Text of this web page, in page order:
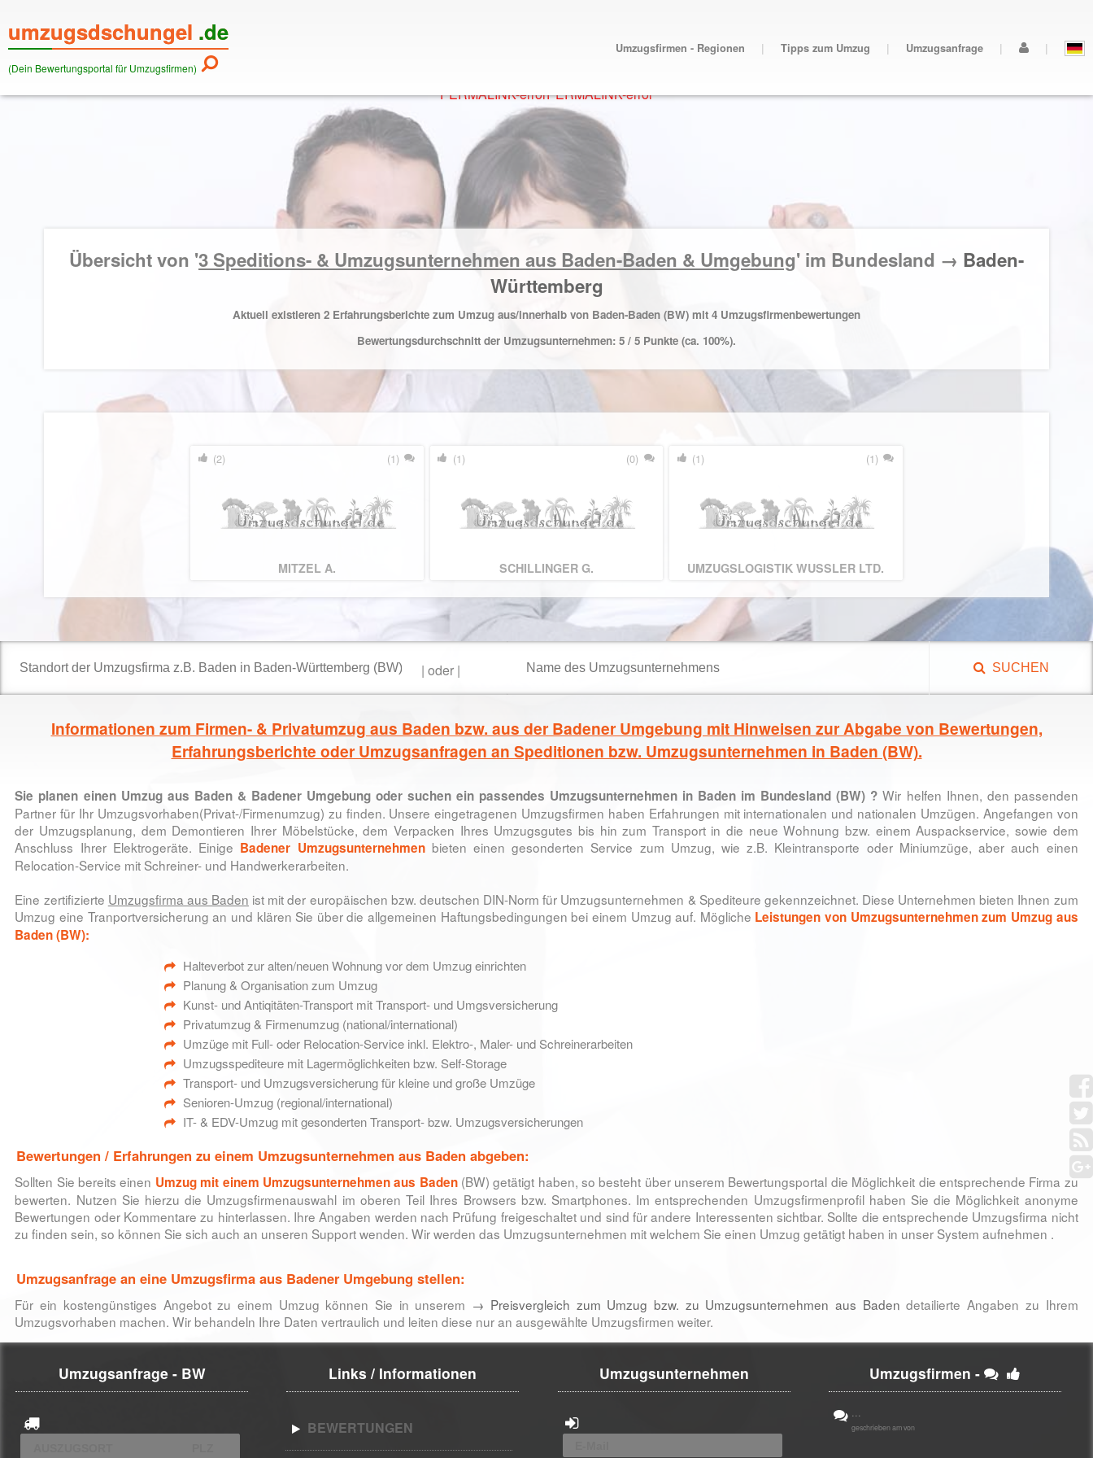
umzugsdschungel .de
(Dein Bewertungsportal für Umzugsfirmen)
Umzugsfirmen - Regionen | Tipps zum Umzug | Umzugsanfrage | |
PERMALINK-errorPERMALINK-error
Übersicht von '3 Speditions- & Umzugsunternehmen aus Baden-Baden & Umgebung' im Bundesland → Baden-
Württemberg
Aktuell existieren 2 Erfahrungsberichte zum Umzug aus/innerhalb von Baden-Baden (BW) mit 4 Umzugsfirmenbewertungen
Bewertungsdurchschnitt der Umzugsunternehmen: 5 / 5 Punkte (ca. 100%).
(2) (1)
MITZEL A.
(1) (0)
SCHILLINGER G.
(1) (1)
UMZUGSLOGISTIK WUSSLER LTD.
| oder | SUCHEN
Informationen zum Firmen- & Privatumzug aus Baden bzw. aus der Badener Umgebung mit Hinweisen zur Abgabe von Bewertungen,
Erfahrungsberichte oder Umzugsanfragen an Speditionen bzw. Umzugsunternehmen in Baden (BW).
Sie planen einen Umzug aus Baden & Badener Umgebungoder suchen ein passendes Umzugsunternehmen in Baden im Bundesland (BW) ?Wir helfen Ihnen, den passenden
Partner für Ihr Umzugsvorhaben(Privat-/Firmenumzug) zu finden. Unsere eingetragenen Umzugsfirmen haben Erfahrungen mit internationalen und nationalen Umzügen. Angefangen von
der Umzugsplanung, dem Demontieren Ihrer Möbelstücke, dem Verpacken Ihres Umzugsgutes bis hin zum Transport in die neue Wohnung bzw. einem Auspackservice, sowie dem
Anschluss Ihrer Elektrogeräte. Einige Badener Umzugsunternehmenbieten einen gesonderten Service zum Umzug, wie z.B. Kleintransporte oder Miniumzüge, aber auch einen
Relocation-Service mit Schreiner- und Handwerkerarbeiten.
Eine zertifizierte Umzugsfirma aus Baden ist mit der europäischen bzw. deutschen DIN-Norm für Umzugsunternehmen & Spediteure gekennzeichnet. Diese Unternehmen bieten Ihnen zum
Umzug eine Tranportversicherung an und klären Sie über die allgemeinen Haftungsbedingungen bei einem Umzug auf. Mögliche Leistungen von Umzugsunternehmen zum Umzug aus
Baden (BW):
Halteverbot zur alten/neuen Wohnung vor dem Umzug einrichten
Planung & Organisation zum Umzug
Kunst- und Antiqitäten-Transport mit Transport- und Umgsversicherung
Privatumzug & Firmenumzug (national/international)
Umzüge mit Full- oder Relocation-Service inkl. Elektro-, Maler- und Schreinerarbeiten
Umzugsspediteure mit Lagermöglichkeiten bzw. Self-Storage
Transport- und Umzugsversicherung für kleine und große Umzüge
Senioren-Umzug (regional/international)
IT- & EDV-Umzug mit gesonderten Transport- bzw. Umzugsversicherungen
Bewertungen / Erfahrungen zu einem Umzugsunternehmen aus Baden abgeben:
Sollten Sie bereits einen Umzug mit einem Umzugsunternehmen aus Baden(BW) getätigt haben, so besteht über unserem Bewertungsportal die Möglichkeit die entsprechende Firma zu
bewerten. Nutzen Sie hierzu die Umzugsfirmenauswahl im oberen Teil Ihres Browsers bzw. Smartphones. Im entsprechenden Umzugsfirmenprofil haben Sie die Möglichkeit anonyme
Bewertungen oder Kommentare zu hinterlassen. Ihre Angaben werden nach Prüfung freigeschaltet und sind für andere Interessenten sichtbar. Sollte die entsprechende Umzugsfirma nicht
zu finden sein, so können Sie sich auch an unseren Support wenden. Wir werden das Umzugsunternehmen mit welchem Sie einen Umzug getätigt haben in unser System aufnehmen .
Umzugsanfrage an eine Umzugsfirma aus Badener Umgebung stellen:
Für ein kostengünstiges Angebot zu einem Umzug können Sie in unserem → Preisvergleich zum Umzug bzw. zu Umzugsunternehmen aus Badendetailierte Angaben zu Ihrem
Umzugsvorhaben machen. Wir behandeln Ihre Daten vertraulich und leiten diese nur an ausgewählte Umzugsfirmen weiter.
Umzugsanfrage - BW Links / Informationen
BEWERTUNGEN
Umzugsunternehmen Umzugsfirmen -
...
geschrieben am von